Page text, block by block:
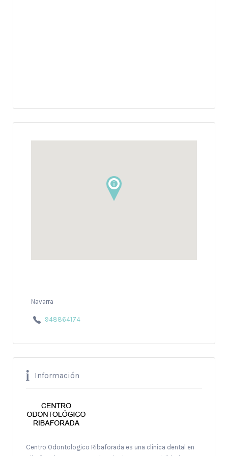
Navarra
948864174
Información
Centro Odontologico Ribaforada es una clínica dental en